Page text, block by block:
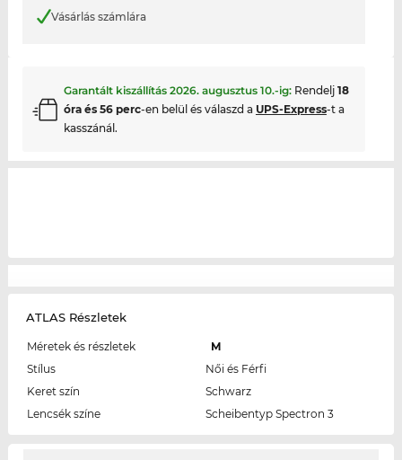
Vásárlás számlára
Garantált kiszállítás 2026. augusztus 10.-ig: Rendelj 18
óra és 56 perc-en belül és válaszd a UPS-Express-t a
kasszánál.
ATLAS Részletek
Méretek és részletek
M
Stílus
Női és Férfi
Keret szín
Schwarz
Lencsék színe
Scheibentyp Spectron 3